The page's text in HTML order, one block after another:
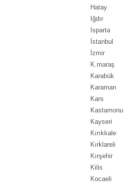
Hatay
Iğdır
Isparta
İstanbul
İzmir
K.maraş
Karabük
Karaman
Kars
Kastamonu
Kayseri
Kırıkkale
Kırklareli
Kırşehir
Kilis
Kocaeli